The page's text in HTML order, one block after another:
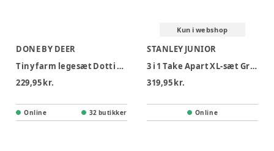
DONE BY DEER
Tiny farm legesæt Dotti Farvemix
229,95 kr.
Online 32 butikker
Kun i webshop
STANLEY JUNIOR
3 i 1 Take Apart XL-sæt Gravemaskine
319,95 kr.
Online